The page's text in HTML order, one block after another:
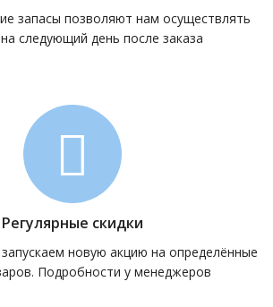
запасы позволяют нам осуществлять
следующий день после заказа
Регулярные скидки
новую акцию на определённые
Подробности у менеджеров